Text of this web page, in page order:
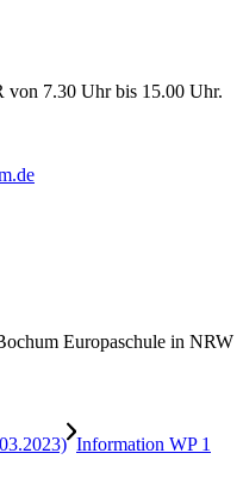
von 7.30 Uhr bis 15.00 Uhr.
Europaschule in NRW
Information WP 1